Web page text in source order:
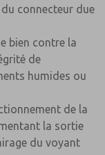
connecteur due
bien contre la
de
humides ou
de la
la sortie
du voyant